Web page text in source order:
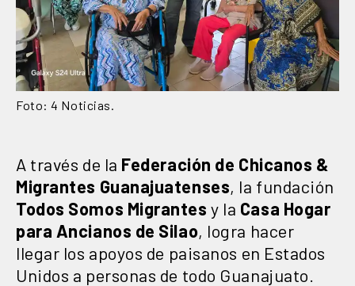
Foto: 4 Noticias.
A través de la Federación de Chicanos &
Migrantes Guanajuatenses, la fundación
Todos Somos Migrantes y la Casa Hogar
para Ancianos de Silao, logra hacer
llegar los apoyos de paisanos en Estados
Unidos a personas de todo Guanajuato.